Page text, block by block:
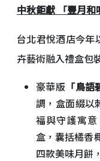
中秋鉅獻 「豐月
台北君悅酒店今年
卉藝術融入禮盒包
豪華版 「鳥語
調，盒面綴以
福與守護寓
盒，囊括橘香
四款美味月餅